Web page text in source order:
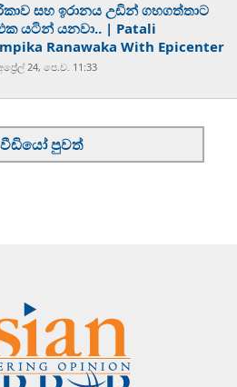
සහ ඉරානය උඩින් ගහගත්තාට
යටින් යනවා.. | Patali
Ranawaka With Epicenter
24, පෙ.ව. 11:33
පුවත්